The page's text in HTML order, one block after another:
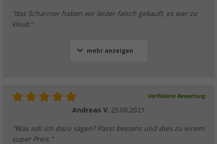
"das Scharnier haben wir leider falsch gekauft, es war zu
kleub"
mehr anzeigen
Verifizierte Bewertung
Andreas V. 25.08.2021
"Was soll ich dazu sagen? Passt bestens und dies zu einem
super Preis "